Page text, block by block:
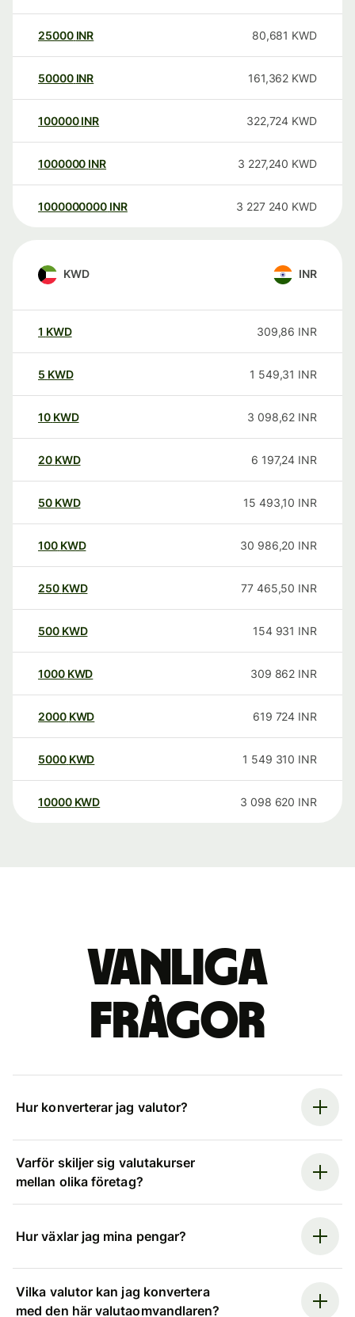
25000 INR 80,681 KWD
50000 INR 161,362 KWD
100000 INR 322,724 KWD
1000000 INR 3 227,240 KWD
1000000000 INR 3 227 240 KWD
KWD INR
1 KWD 309,86 INR
5 KWD 1 549,31 INR
10 KWD 3 098,62 INR
20 KWD 6 197,24 INR
50 KWD 15 493,10 INR
100 KWD 30 986,20 INR
250 KWD 77 465,50 INR
500 KWD 154 931 INR
1000 KWD 309 862 INR
2000 KWD 619 724 INR
5000 KWD 1 549 310 INR
10000 KWD 3 098 620 INR
Vanliga
frågor
Hur konverterar jag valutor?
Varför skiljer sig valutakurser
mellan olika företag?
Hur växlar jag mina pengar?
Vilka valutor kan jag konvertera
med den här valutaomvandlaren?